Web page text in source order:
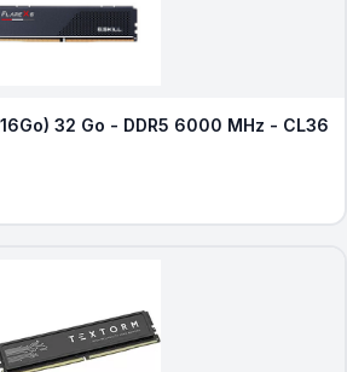
32 Go - DDR5 6000 MHz - CL36